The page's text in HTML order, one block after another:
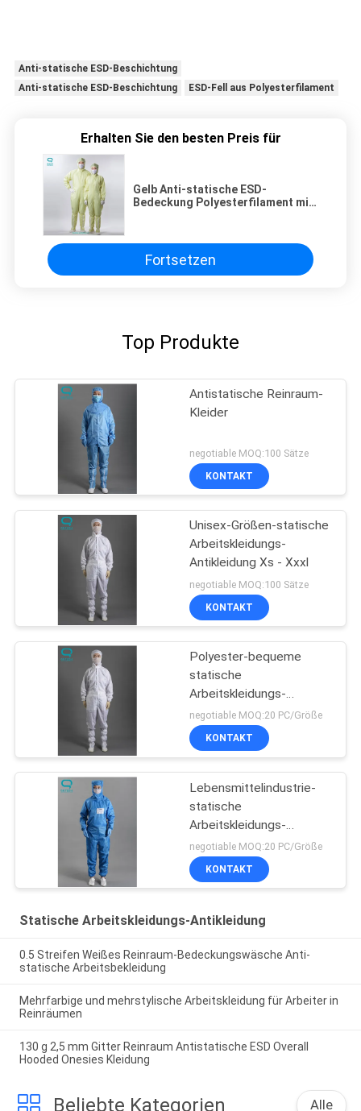
Anti-statische ESD-Beschichtung
Anti-statische ESD-Beschichtung
ESD-Fell aus Polyesterfilament
Erhalten Sie den besten Preis für
Gelb Anti-statische ESD-
Bedeckung Polyesterfilament mit
Fortsetzen
Top Produkte
Antistatische Reinraum-
Kleider
negotiable MOQ:100 Sätze
KONTAKT
Unisex-Größen-statische
Arbeitskleidungs-
Antikleidung Xs - Xxxl
negotiable MOQ:100 Sätze
KONTAKT
Polyester-bequeme
statische
Arbeitskleidungs-
Antikleidung
negotiable MOQ:20 PC/Größe
KONTAKT
Lebensmittelindustrie-
statische
Arbeitskleidungs-
Antikleidung
negotiable MOQ:20 PC/Größe
KONTAKT
Statische Arbeitskleidungs-Antikleidung
0.5 Streifen Weißes Reinraum-Bedeckungswäsche Anti-
statische Arbeitsbekleidung
Mehrfarbige und mehrstylische Arbeitskleidung für Arbeiter in
Reinräumen
130 g 2,5 mm Gitter Reinraum Antistatische ESD Overall
Hooded Onesies Kleidung
Beliebte Kategorien Alle